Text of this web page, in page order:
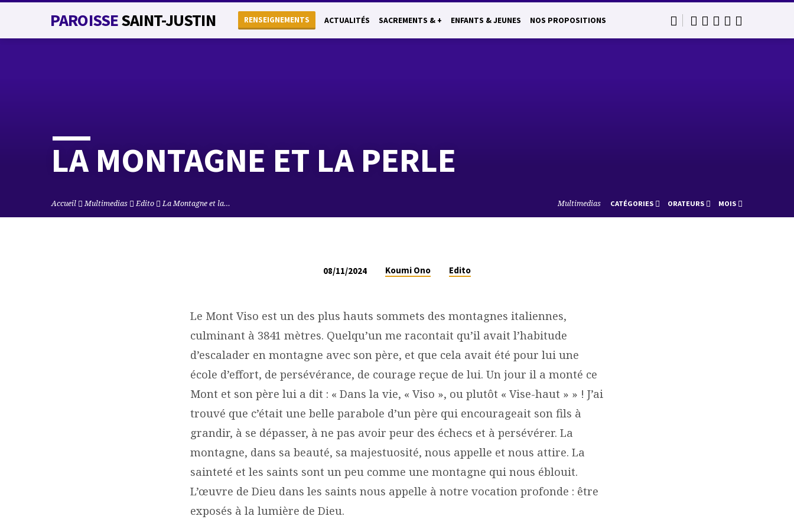
PAROISSESAINT-JUSTIN RENSEIGNEMENTS ACTUALITÉS SACREMENTS & + ENFANTS & JEUNES NOS PROPOSITIONS
LA MONTAGNE ET LA PERLE
Accueil Multimedias Edito La Montagne et la… Multimedias CATÉGORIES ORATEURS MOIS
MONTAGNE
08/11/2024 Koumi Ono Edito
Le Mont Viso est un des plus hauts sommets des montagnes italiennes,
culminant à 3841 mètres. Quelqu’un me racontait qu’il avait l’habitude
d’escalader en montagne avec son père, et que cela avait été pour lui une
école d’effort, de persévérance, de courage reçue de lui. Un jour il a monté ce
Mont et son père lui a dit : « Dans la vie, « Viso », ou plutôt « Vise-haut » » ! J’ai
trouvé que c’était une belle parabole d’un père qui encourageait son fils à
grandir, à se dépasser, à ne pas avoir peur des échecs et à persévérer. La
montagne, dans sa beauté, sa majestuosité, nous appelle et nous attire. La
sainteté et les saints sont un peu comme une montagne qui nous éblouit.
L’œuvre de Dieu dans les saints nous appelle à notre vocation profonde : être
exposés à la lumière de Dieu.